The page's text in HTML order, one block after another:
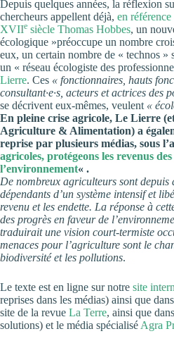
Depuis quelques années, la réflexion
chercheurs appellent déjà, en
XVIIe siècle Thomas Hobbes, un
écologique »préoccupe un nombre
eux, un certain nombre de « technos »
un « réseau écologiste des
Lierre. Ces « fonctionnaires, hauts
consultant·e·s, acteurs et actrices des
se décrivent eux-mêmes, veulent «
En pleine crise agricole, Le Lierre
Agriculture & Alimentation) a
reprise par plusieurs médias, sous
agricoles, protégeons les revenus
l’environnement« .
De nombreux agriculteurs sont depuis
dépendants d’un système intensif et
revenu et les endette. La réponse à
des progrès en faveur de
traduirait une vision court-termiste
menaces pour l’agriculture sont le
biodiversité et les pollutions.
Le texte est en ligne sur notre site
reprises dans les médias) ainsi que dans
site de la revue La Terre, ainsi que dans
solutions) et le média spécialisé Agra